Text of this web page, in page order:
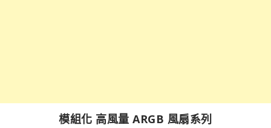
模組化 高風量 ARGB 風扇系列